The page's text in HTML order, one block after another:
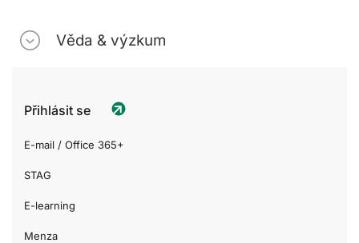
Věda & výzkum
Přihlásit se
E-mail / Office 365+
STAG
E-learning
Menza